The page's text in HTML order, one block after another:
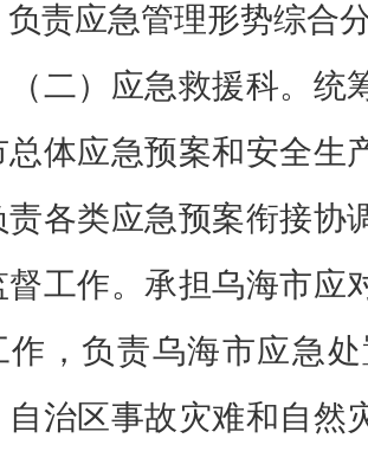
责应急管理形势综合分
（二）应急救援科。
总体应急预案和安全生
责各类应急预案衔接协
督工作。承担乌海市应
作，负责乌海市应急
自治区事故灾难和自然